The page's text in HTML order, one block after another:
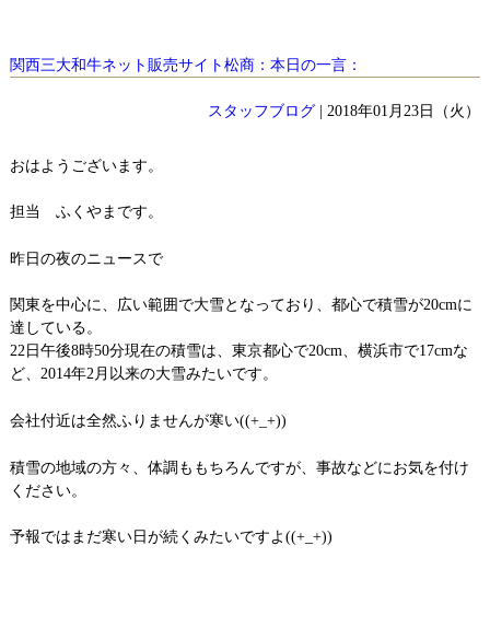
関西三大和牛ネット販売サイト松商：本日の一言：
スタッフブログ | 2018年01月23日（火）
おはようございます。
担当 ふくやまです。
昨日の夜のニュースで
関東を中心に、広い範囲で大雪となっており、都心で積雪が20cmに
達している。
22日午後8時50分現在の積雪は、東京都心で20cm、横浜市で17cmな
ど、2014年2月以来の大雪みたいです。
会社付近は全然ふりませんが寒い((+_+))
積雪の地域の方々、体調ももちろんですが、事故などにお気を付け
ください。
予報ではまだ寒い日が続くみたいですよ((+_+))